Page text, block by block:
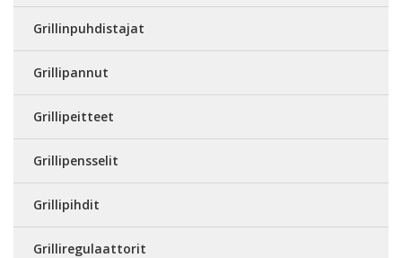
Grillinpuhdistajat
Grillipannut
Grillipeitteet
Grillipensselit
Grillipihdit
Grilliregulaattorit